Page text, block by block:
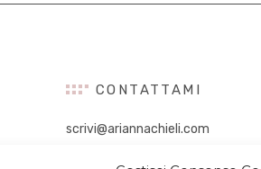
CONTATTAMI
scrivi@ariannachieli.com